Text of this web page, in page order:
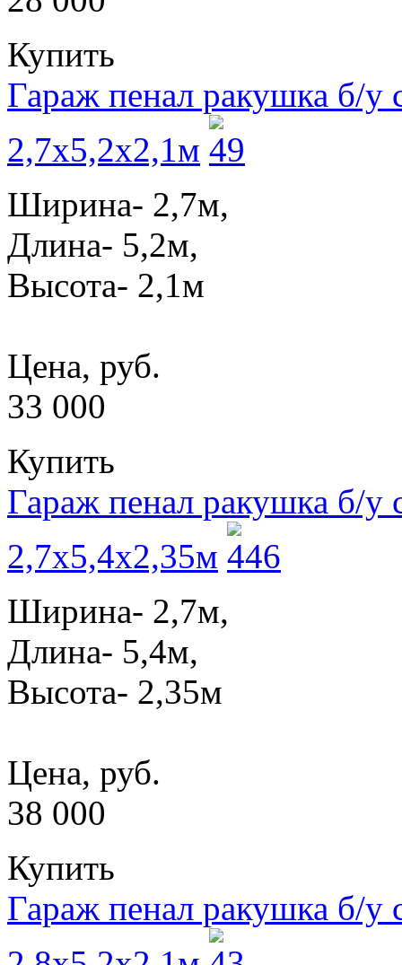
Купить
Гараж пенал ракушка б/
2,7x5,2x2,1м
Ширина- 2,7м,
Длина- 5,2м,
Высота- 2,1м
Цена, руб.
33 000
Купить
Гараж пенал ракушка б/
2,7x5,4x2,35м
Ширина- 2,7м,
Длина- 5,4м,
Высота- 2,35м
Цена, руб.
38 000
Купить
Гараж пенал ракушка б/